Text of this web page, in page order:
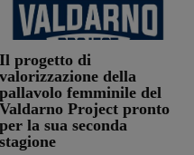
Il progetto di
valorizzazione della
pallavolo femminile del
Valdarno Project pronto
per la sua seconda
stagione